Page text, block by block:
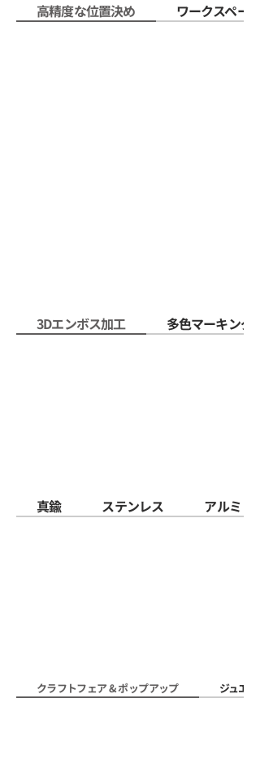
高精度な位置決め ワークスペー
3Dエンボス加工 多色マーキング
真鍮 ステンレス アルミ
クラフトフェア & ポップアップ ジュエリー